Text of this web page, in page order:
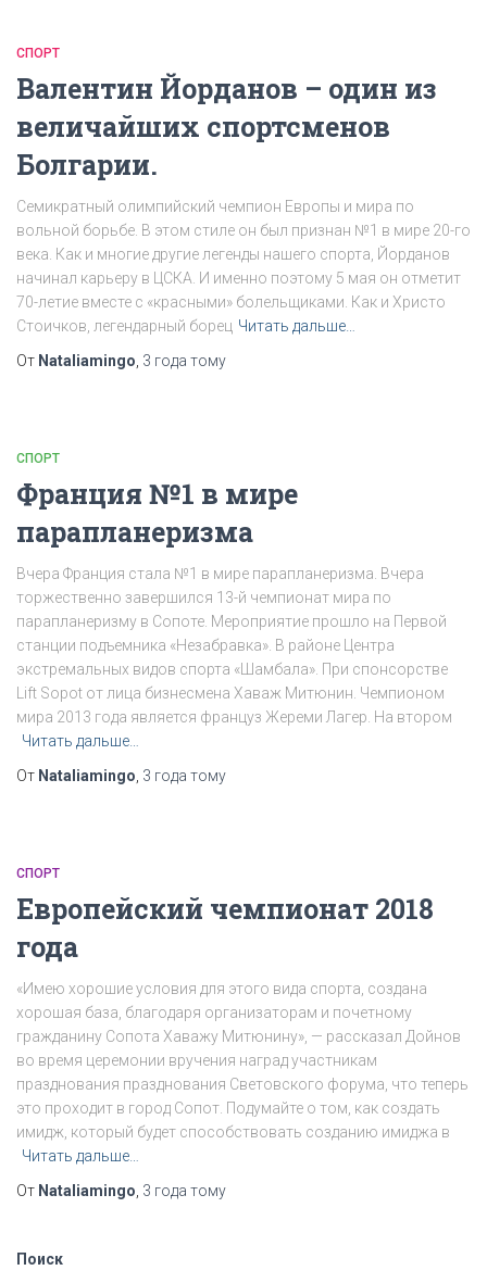
СПОРТ
Валентин Йорданов – один из
величайших спортсменов
Болгарии.
Семикратный олимпийский чемпион Европы и мира по
вольной борьбе. В этом стиле он был признан №1 в мире 20-го
века. Как и многие другие легенды нашего спорта, Йорданов
начинал карьеру в ЦСКА. И именно поэтому 5 мая он отметит
70-летие вместе с «красными» болельщиками. Как и Христо
Стоичков, легендарный борец Читать дальше…
От Nataliamingo 3 года тому
СПОРТ
Франция №1 в мире
парапланеризма
Вчера Франция стала №1 в мире парапланеризма. Вчера
торжественно завершился 13-й чемпионат мира по
парапланеризму в Сопоте. Мероприятие прошло на Первой
станции подъемника «Незабравка». В районе Центра
экстремальных видов спорта «Шамбала». При спонсорстве
Lift Sopot от лица бизнесмена Хаваж Митюнин. Чемпионом
мира 2013 года является француз Жереми Лагер. На втором
Читать дальше…
От Nataliamingo 3 года тому
СПОРТ
Европейский чемпионат 2018
года
«Имею хорошие условия для этого вида спорта, создана
хорошая база, благодаря организаторам и почетному
гражданину Сопота Хаважу Митюнину», — рассказал Дойнов
во время церемонии вручения наград участникам
празднования празднования Световского форума, что теперь
это проходит в город Сопот. Подумайте о том, как создать
имидж, который будет способствовать созданию имиджа в
Читать дальше…
От Nataliamingo 3 года тому
Поиск